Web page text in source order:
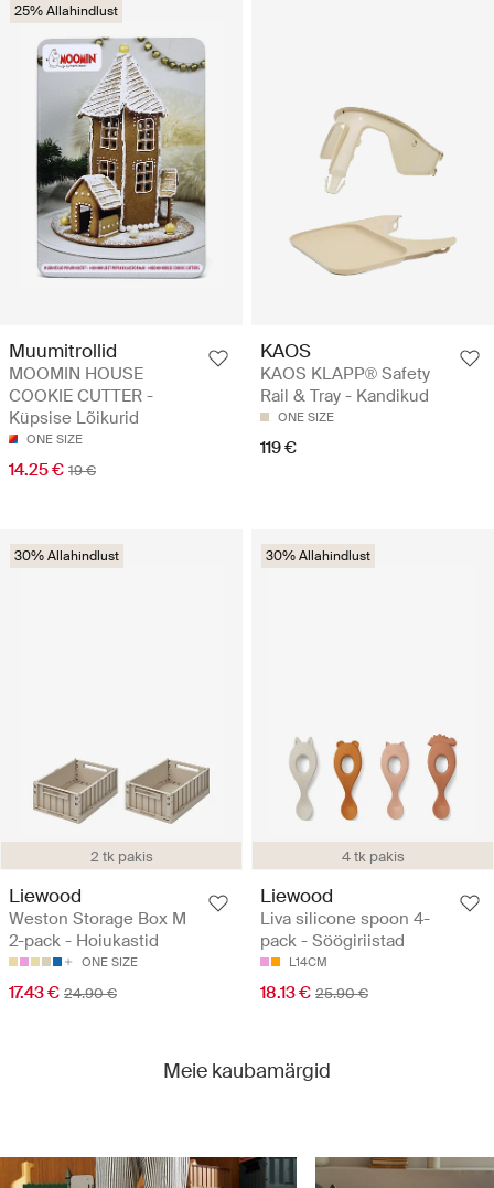
25% Allahindlust
Muumitrollid
MOOMIN HOUSE
COOKIE CUTTER -
Küpsise Lõikurid
ONE SIZE
14.25 € 19 €
KAOS
KAOS KLAPP® Safety
Rail & Tray - Kandikud
ONE SIZE
119 €
2 tk pakis
30% Allahindlust
Liewood
Weston Storage Box M
2-pack - Hoiukastid
ONE SIZE
17.43 € 24.90 €
4 tk pakis
30% Allahindlust
Liewood
Liva silicone spoon 4-
pack - Söögiriistad
L14CM
18.13 € 25.90 €
Meie kaubamärgid